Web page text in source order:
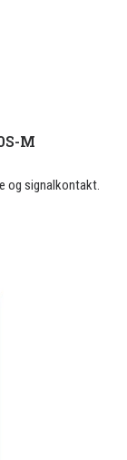
M
og signalkontakt.